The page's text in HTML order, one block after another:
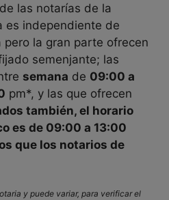
de las notarías de la
es independiente de
la gran parte ofrecen
semenjante; las
semana de 09:00 a
pm*, y las que ofrecen
también, el horario
es de 09:00 a 13:00
que los notarios de
y puede variar, para verificar el